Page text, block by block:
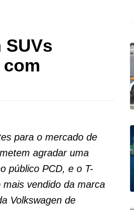
para o mercado de
agradar uma
público PCD, e o T-
vendido da marca
Volkswagen de